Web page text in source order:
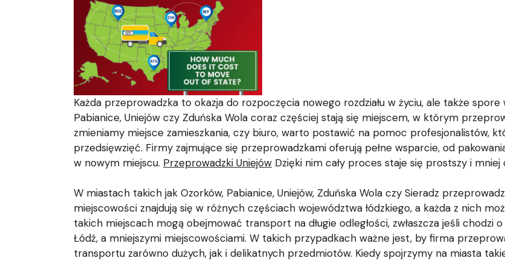
Każda przeprowadzka to okazja do rozpoczęcia nowego rozdziału w życiu, ale także
Pabianice, Uniejów czy Zduńska Wola coraz częściej stają się miejscem, w którym
zmieniamy miejsce zamieszkania, czy biuro, warto postawić na pomoc profesjonalistów,
przedsięwzięć. Firmy zajmujące się przeprowadzkami oferują pełne wsparcie, od
w nowym miejscu. Przeprowadzki Uniejów Dzięki nim cały proces staje się prostszy i mniej
W miastach takich jak Ozorków, Pabianice, Uniejów, Zduńska Wola czy Sieradz
miejscowości znajdują się w różnych częściach województwa łódzkiego, a każda z nich
takich miejscach mogą obejmować transport na długie odległości, zwłaszcza jeśli chodzi
Łódź, a mniejszymi miejscowościami. W takich przypadkach ważne jest, by firma
transportu zarówno dużych, jak i delikatnych przedmiotów. Kiedy spojrzymy na miasta